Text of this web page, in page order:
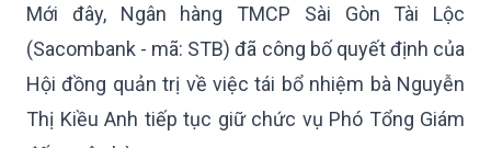
Mới đây, Ngân hàng TMCP Sài Gòn Tài Lộc
(Sacombank - mã: STB) đã công bố quyết định của
Hội đồng quản trị về việc tái bổ nhiệm bà Nguyễn
Thị Kiều Anh tiếp tục giữ chức vụ Phó Tổng Giám